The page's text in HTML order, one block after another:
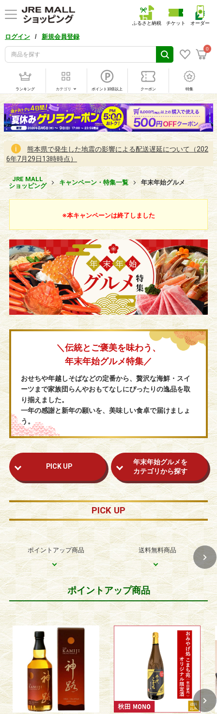
ログイン / 新規会員登録
0
ふるさと納税 チケット オーダー
ランキング カテゴリ ポイント10倍以上 クーポン 特集
熊本県で発生した地震の影響による配送遅延について（202
6年7月29日13時時点）
JRE MALL
ショッピング
キャンペーン・特集一覧 年末年始グルメ
年
末
年
始
グ
ル
メ
※本キャンペーンは終了しました
＼伝統とご褒美を味わう、
年末年始グルメ特集／
おせちや年越しそばなどの定番から、贅沢な海鮮・スイ
ーツまで家族団らんやおもてなしにぴったりの逸品を取
り揃えました。
一年の感謝と新年の願いを、美味しい食卓で届けましょ
う。
PICK UP
年末年始グルメを
カテゴリから探す
PICK UP
ポイントアップ商品 送料無料商品
ポイントアップ商品